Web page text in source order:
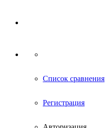
Список сравнения
Регистрация